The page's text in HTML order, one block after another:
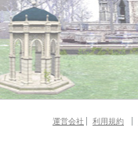
運営会社 利用規約